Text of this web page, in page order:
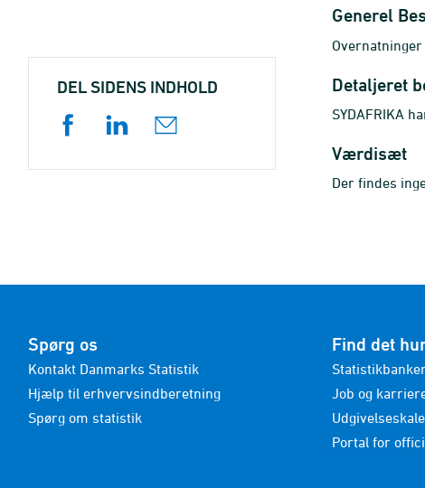
Generel
Detaljeret
SYDAFRIKA
Værdisæt
Der findes
DEL SIDENS INDHOLD
Spørg os
Kontakt Danmarks Statistik
Hjælp til erhvervsindberetning
Spørg om statistik
Find det
Job og
Portal for